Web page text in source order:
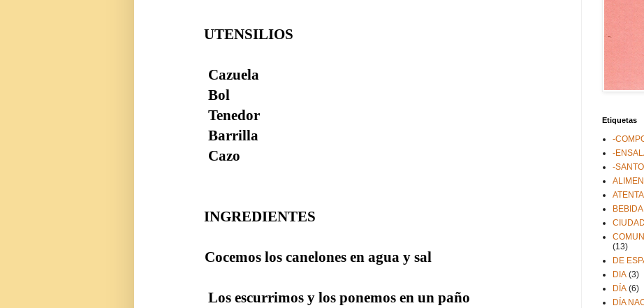
UTENSILIOS
Cazuela
Bol
Tenedor
Barrilla
Cazo
INGREDIENTES
Cocemos los canelones en agua y sal
Los escurrimos y los ponemos en un paño
Etiquetas
-
-
-
BEBIDA
(13)
DE
DIA (3)
DÍA (6)
DÍA